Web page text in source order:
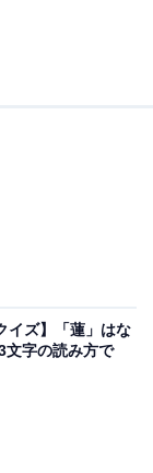
なんて読む？ “で
イズ】「蓮」はな
文字の読み方で